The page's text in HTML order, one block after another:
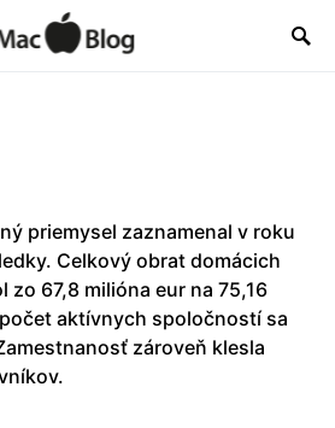
priemysel zaznamenal v roku
Celkový obrat domácich
67,8 milióna eur na 75,16
aktívnych spoločností sa
zároveň klesla